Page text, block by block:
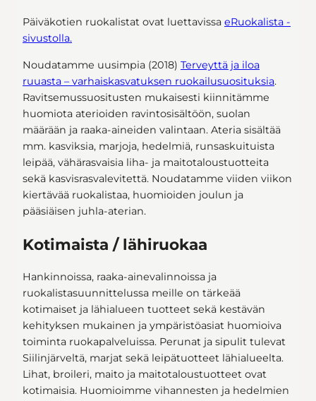
Päiväkotien ruokalistat ovat luettavissa eRuokalista -
sivustolla.
Noudatamme uusimpia (2018) Terveyttä ja iloa
ruuasta – varhaiskasvatuksen ruokailusuosituksia.
Ravitsemussuositusten mukaisesti kiinnitämme
huomiota aterioiden ravintosisältöön, suolan
määrään ja raaka-aineiden valintaan. Ateria sisältää
mm. kasviksia, marjoja, hedelmiä, runsaskuituista
leipää, vähärasvaisia liha- ja maitotaloustuotteita
sekä kasvisrasvalevitettä. Noudatamme viiden viikon
kiertävää ruokalistaa, huomioiden joulun ja
pääsiäisen juhla-aterian.
Kotimaista / lähiruokaa
Hankinnoissa, raaka-ainevalinnoissa ja
ruokalistasuunnittelussa meille on tärkeää
kotimaiset ja lähialueen tuotteet sekä kestävän
kehityksen mukainen ja ympäristöasiat huomioiva
toiminta ruokapalveluissa. Perunat ja sipulit tulevat
Siilinjärveltä, marjat sekä leipätuotteet lähialueelta.
Lihat, broileri, maito ja maitotaloustuotteet ovat
kotimaisia. Huomioimme vihannesten ja hedelmien